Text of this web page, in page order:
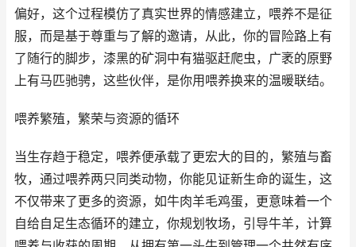
偏好，这个过程模仿了真实世界的情感建立，喂养不是征
服，而是基于尊重与了解的邀请，从此，你的冒险路上有
了随行的脚步，漆黑的矿洞中有猫驱赶爬虫，广袤的原野
上有马匹驰骋，这些伙伴，是你用喂养换来的温暖联结。
喂养繁殖，繁荣与资源的循环
当生存趋于稳定，喂养便承载了更宏大的目的，繁殖与畜
牧，通过喂养两只同类动物，你能见证新生命的诞生，这
不仅带来了更多的资源，如牛肉羊毛鸡蛋，更意味着一个
自给自足生态循环的建立，你规划牧场，引导牛羊，计算